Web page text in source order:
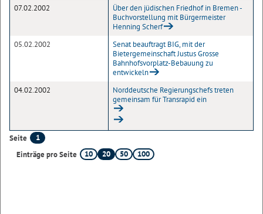
07.02.2002
Über den jüdischen Friedhof in Bremen -
Buchvorstellung mit Bürgermeister
Henning Scherf
05.02.2002
Senat beauftragt BIG, mit der
Bietergemeinschaft Justus Grosse
Bahnhofsvorplatz-Bebauung zu
entwickeln
04.02.2002
Norddeutsche Regierungschefs treten
gemeinsam für Transrapid ein
Seite
1
Einträge pro Seite
10 20 50 100